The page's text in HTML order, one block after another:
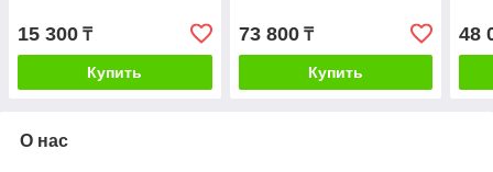
15 300 ₸
Купить
73 800₸
Купить
48
О нас